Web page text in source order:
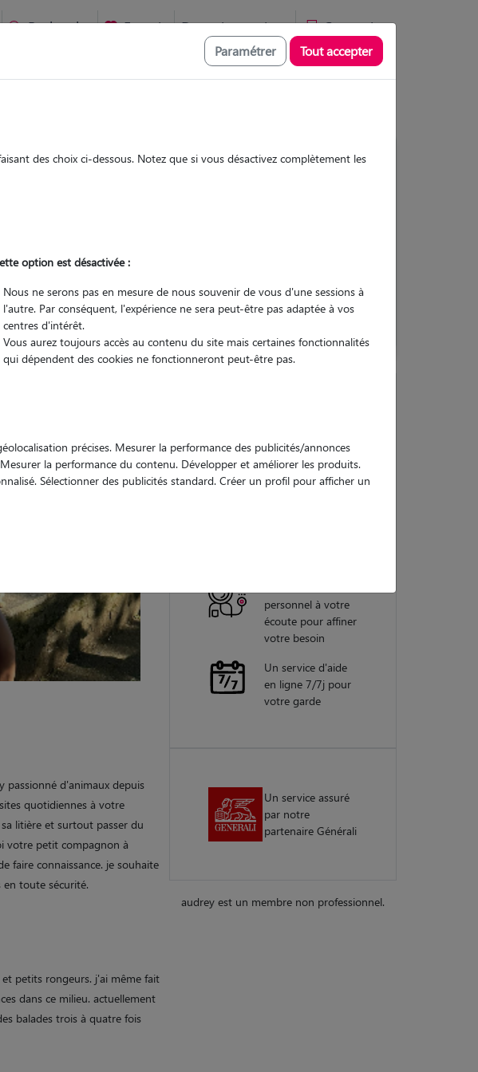
Recherche Favoris Devenir pet sitter Connexion
passionné d'animaux depuis
quotidiennes à votre
litière et surtout passer du
votre petit compagnon à
faire connaissance. je souhaite
toute sécurité.
petits rongeurs. j'ai même fait
dans ce milieu. actuellement
balades trois à quatre fois
engagement
garanties
personnel à votre
écoute pour affiner
votre besoin
Un service d'aide
en ligne 7/7j pour
votre garde
Un service assuré
par notre
partenaire Générali
audrey est un membre non professionnel.
Paramétrer Tout accepter
des choix ci-dessous. Notez que si vous désactivez complètement les
option est désactivée :
Nous ne serons pas en mesure de nous souvenir de vous d'une sessions à
l'autre. Par conséquent, l'expérience ne sera peut-être pas adaptée à vos
centres d'intérêt.
Vous aurez toujours accès au contenu du site mais certaines fonctionnalités
qui dépendent des cookies ne fonctionneront peut-être pas.
précises. Mesurer la performance des publicités/annonces
la performance du contenu. Développer et améliorer les produits.
Sélectionner des publicités standard. Créer un profil pour afficher un